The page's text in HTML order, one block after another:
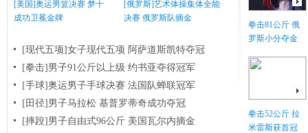
[美国]奥运男篮决赛 梦十
成功卫冕金牌
[俄罗斯]艺术体操集体全能
决赛 俄罗斯队摘金
[现代五项]女子现代五项 阿萨道斯凯特夺冠
[拳击]男子91公斤以上级 约书亚夺得冠军
[手球]奥运男子手球决赛 法国队蝉联冠军
[田径]男子马拉松 基普罗蒂奇成功夺冠
[摔跤]男子自由式96公斤 美国瓦尔内摘金
拳击81公斤 俄
罗斯小分夺金
拳击52公斤 拉
米雷斯获首冠